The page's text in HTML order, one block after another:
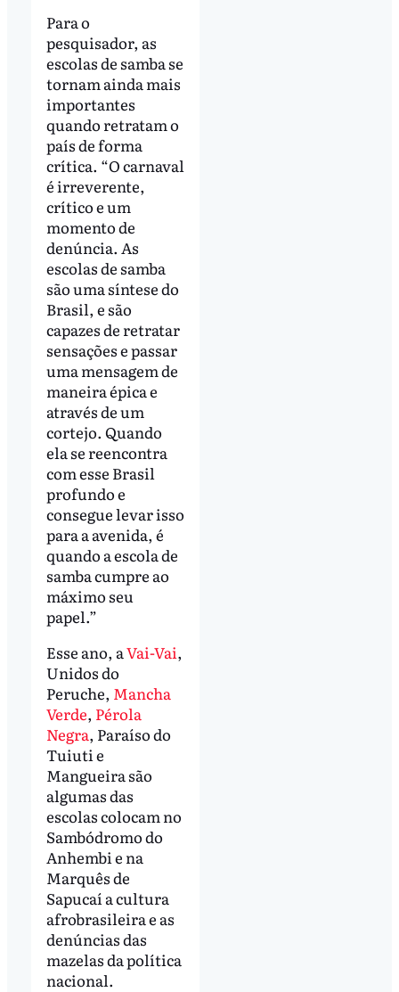
Para o
pesquisador, as
escolas de samba se
tornam ainda mais
importantes
quando retratam o
país de forma
crítica. “O carnaval
é irreverente,
crítico e um
momento de
denúncia. As
escolas de samba
são uma síntese do
Brasil, e são
capazes de retratar
sensações e passar
uma mensagem de
maneira épica e
através de um
cortejo. Quando
ela se reencontra
com esse Brasil
profundo e
consegue levar isso
para a avenida, é
quando a escola de
samba cumpre ao
máximo seu
papel.”
Esse ano, aVai-Vai,
Unidos do
Peruche, Mancha
Verde, Pérola
Negra, Paraíso do
Tuiuti e
Mangueira são
algumas das
escolas colocam no
Sambódromo do
Anhembi e na
Marquês de
Sapucaí a cultura
afrobrasileira e as
denúncias das
mazelas da política
nacional.